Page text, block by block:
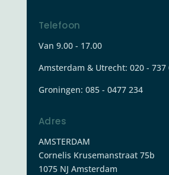
Telefoon
Van 9.00 - 17.00
Amsterdam & Utrecht: 020 - 737
Groningen: 085 - 0477 234
Adres
AMSTERDAM
Cornelis Krusemanstraat 75b
1075 NJ Amsterdam